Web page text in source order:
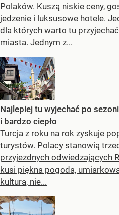
Polaków. Kuszą niskie ceny,
jedzenie i luksusowe hotele.
dla których warto tu
miasta. Jednym z...
Najlepiej tu wyjechać po
i bardzo ciepło
Turcja z roku na rok zyskuje
turystów. Polacy stanowią
przyjezdnych odwiedzających
kusi piękna pogoda,
kultura, nie...